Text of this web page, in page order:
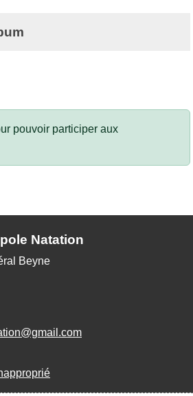
pouvoir participer aux
Natation
Beyne